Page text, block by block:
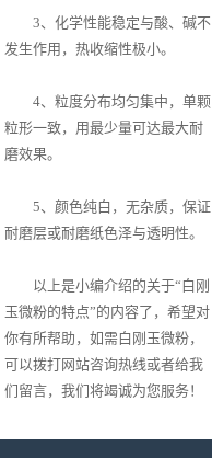
3、化学性能稳定与酸、碱不
发生作用，热收缩性极小。
4、粒度分布均匀集中，单颗
粒形一致，用最少量可达最大耐
磨效果。
5、颜色纯白，无杂质，保证
耐磨层或耐磨纸色泽与透明性。
以上是小编介绍的关于“白刚
玉微粉的特点”的内容了，希望对
你有所帮助，如需白刚玉微粉，
可以拨打网站咨询热线或者给我
们留言，我们将竭诚为您服务！